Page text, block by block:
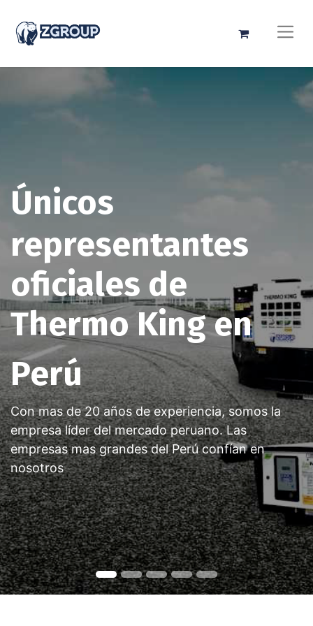
Únicos
representantes
oficiales de
Thermo King en
Perú
Con mas de 20 años de experiencia, somos la
empresa líder del mercado peruano. Las
empresas mas grandes del Perú confían en
nosotros